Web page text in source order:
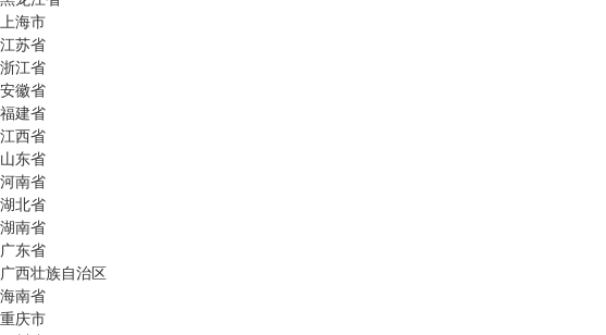
上海市
江苏省
浙江省
安徽省
福建省
江西省
山东省
河南省
湖北省
湖南省
广东省
广西壮族自治区
海南省
重庆市